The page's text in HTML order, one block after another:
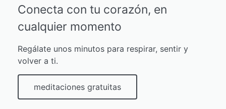
Conecta con tu corazón, en
cualquier momento
Regálate unos minutos para respirar, sentir y
volver a ti.
meditaciones gratuitas